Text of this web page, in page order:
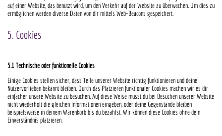
auf einer Website, das benutzt wird, um den Verkehr auf der Website zu überwachen. Um dies zu
ermöglichen werden diverse Daten von dir mittels Web-Beacons gespeichert.
5. Cookies
5.1 Technische oder funktionelle Cookies
Einige Cookies stellen sicher, dass Teile unserer Website richtig funktionieren und deine
Nutzervorlieben bekannt bleiben. Durch das Platzieren funktionaler Cookies machen wir es dir
einfacher unsere Website zu besuchen. Auf diese Weise musst du bei Besuchen unserer Website
nicht wiederholt die gleichen Informationen eingeben, oder deine Gegenstände bleiben
beispielsweise in deinem Warenkorb bis du bezahlst. Wir können diese Cookies ohne dein
Einverständnis platzieren.